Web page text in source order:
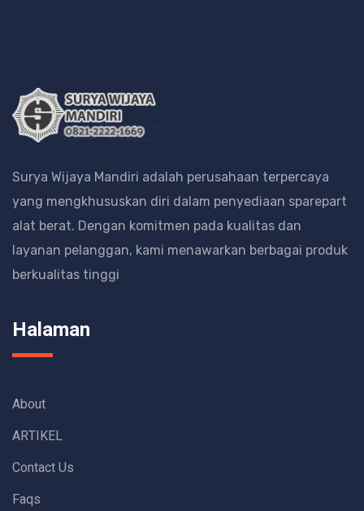
Surya Wijaya Mandiri adalah perusahaan terpercaya
yang mengkhususkan diri dalam penyediaan sparepart
alat berat. Dengan komitmen pada kualitas dan
layanan pelanggan, kami menawarkan berbagai produk
berkualitas tinggi
Halaman
About
ARTIKEL
Contact Us
Faqs